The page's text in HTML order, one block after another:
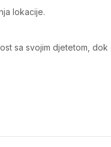
lokacije.
sa svojim djetetom,